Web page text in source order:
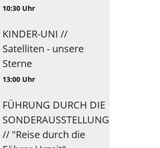
10:30 Uhr
KINDER-UNI //
Satelliten - unsere
Sterne
13:00 Uhr
FÜHRUNG DURCH DIE
SONDERAUSSTELLUNG
// "Reise durch die